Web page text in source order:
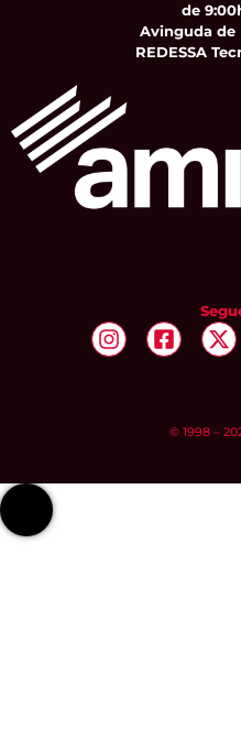
de
Avinguda de
REDESSA
© 1998 –
linkedIn